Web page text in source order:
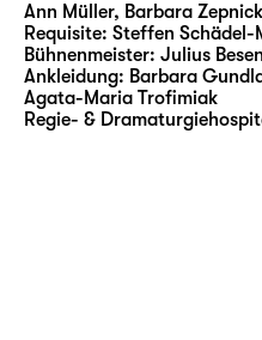
Bühne des Schauspiel
oder am Schauspiel
„Leaks“.
Ann Müller, Barbara Zepnick
Requisite: Steffen Schädel-
Bühnenmeister: Julius Besen
Ankleidung: Barbara
Agata-Maria Trofimiak
Regie- &